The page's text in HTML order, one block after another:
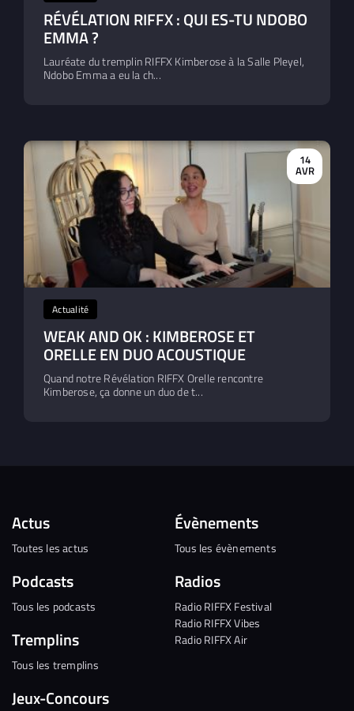
RÉVÉLATION RIFFX : QUI ES-TU NDOBO
EMMA ?
Lauréate du tremplin RIFFX Kimberose à la Salle Pleyel,
Ndobo Emma a eu la ch...
14
AVR
Actualité
WEAK AND OK : KIMBEROSE ET
ORELLE EN DUO ACOUSTIQUE
Quand notre Révélation RIFFX Orelle rencontre
Kimberose, ça donne un duo de t...
Actus
Toutes les actus
Podcasts
Tous les podcasts
Tremplins
Tous les tremplins
Jeux-Concours
Évènements
Tous les évènements
Radios
Radio RIFFX Festival
Radio RIFFX Vibes
Radio RIFFX Air